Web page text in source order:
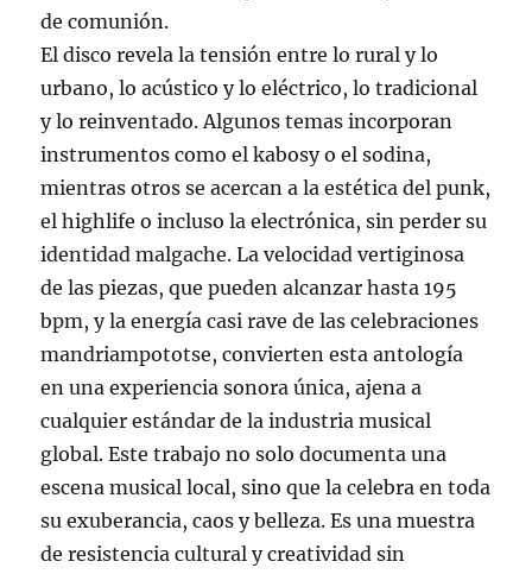
de comunión.
El disco revela la tensión entre lo rural y lo
urbano, lo acústico y lo eléctrico, lo tradicional
y lo reinventado. Algunos temas incorporan
instrumentos como el kabosy o el sodina,
mientras otros se acercan a la estética del punk,
el highlife o incluso la electrónica, sin perder su
identidad malgache. La velocidad vertiginosa
de las piezas, que pueden alcanzar hasta 195
bpm, y la energía casi rave de las celebraciones
mandriampototse, convierten esta antología
en una experiencia sonora única, ajena a
cualquier estándar de la industria musical
global. Este trabajo no solo documenta una
escena musical local, sino que la celebra en toda
su exuberancia, caos y belleza. Es una muestra
de resistencia cultural y creatividad sin